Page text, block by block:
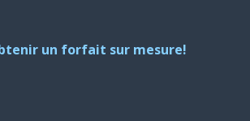
un forfait sur mesure!